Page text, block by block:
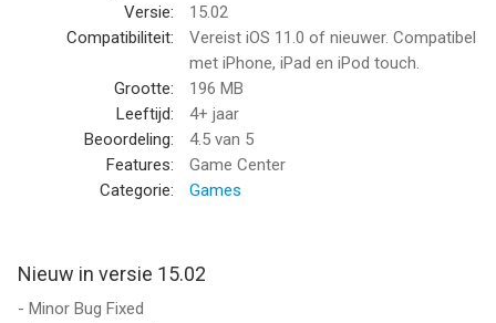
Informatie voor Dinosaur Zoo-The Jurassic gameis het laatst
vergeleken op 8 Aug om 07:48.
Versie:
15.02
Compatibiliteit:
Vereist iOS 11.0 of nieuwer. Compatibel
met iPhone, iPad en iPod touch.
Grootte:
196 MB
Leeftijd:
4+ jaar
Beoordeling:
4.5 van 5
Features:
Game Center
Categorie:
Games
Nieuw in versie 15.02
- Minor Bug Fixed